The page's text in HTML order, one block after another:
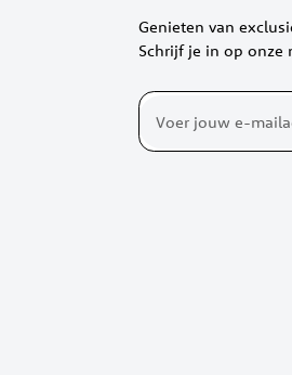
Genieten van
Schrijf je in op onze
Abonneer
op